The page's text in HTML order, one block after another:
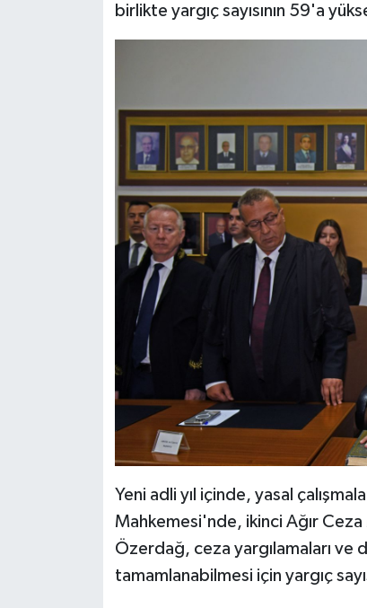
birlikte yargıç sayısının 59'a
Yeni adli yıl içinde, yasal
Mahkemesi'nde, ikinci Ağır
Özerdağ, ceza yargılamaları ve
tamamlanabilmesi için yargıç
TEKNOLOJİ